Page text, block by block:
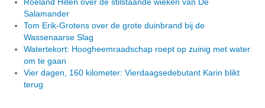
Salamander
Tom Erik-Grotens over de grote duinbrand bij de
Wassenaarse Slag
Watertekort: Hoogheemraadschap roept op zuinig met water
om te gaan
Vier dagen, 160 kilometer: Vierdaagsedebutant Karin blikt
terug